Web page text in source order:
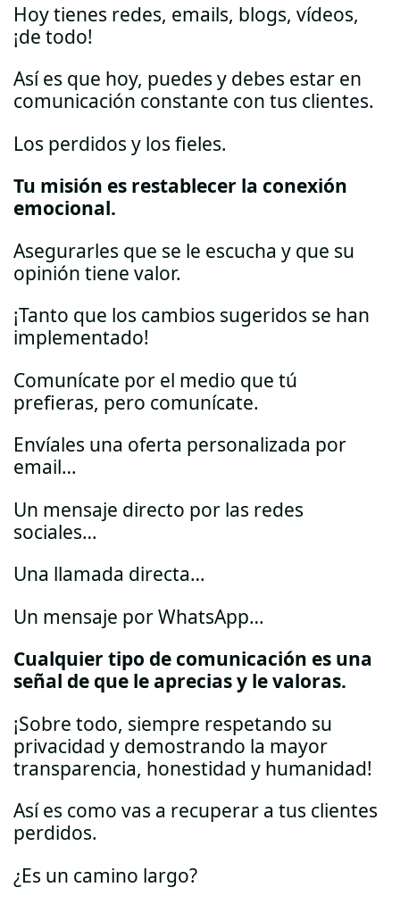
Hoy tienes redes, emails, blogs, vídeos,
¡de todo!
Así es que hoy, puedes y debes estar en
comunicación constante con tus clientes.
Los perdidos y los fieles.
Tu misión es restablecer la conexión
emocional.
Asegurarles que se le escucha y que su
opinión tiene valor.
¡Tanto que los cambios sugeridos se han
implementado!
Comunícate por el medio que tú
prefieras, pero comunícate.
Envíales una oferta personalizada por
email…
Un mensaje directo por las redes
sociales…
Una llamada directa…
Un mensaje por WhatsApp…
Cualquier tipo de comunicación es una
señal de que le aprecias y le valoras.
¡Sobre todo, siempre respetando su
privacidad y demostrando la mayor
transparencia, honestidad y humanidad!
Así es como vas a recuperar a tus clientes
perdidos.
¿Es un camino largo?